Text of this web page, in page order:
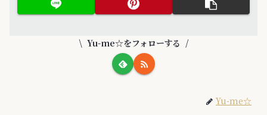
Yu-me☆をフォローする
Yu-me☆